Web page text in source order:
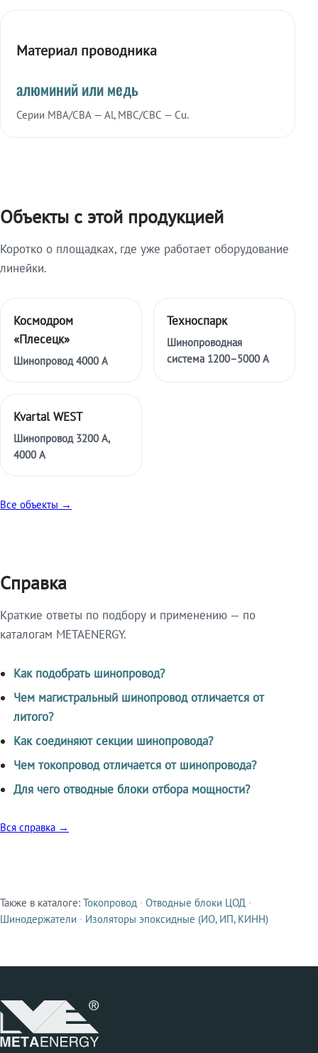
Материал проводника
алюминий или медь
Серии МВА/СВА — Al, МВС/СВС — Cu.
Объекты с этой продукцией
Коротко о площадках, где уже работает оборудование
линейки.
Космодром
«Плесецк»
Шинопровод 4000 А
Техноспарк
Шинопроводная
система 1200–5000 А
Kvartal WEST
Шинопровод 3200 А,
4000 А
Все объекты →
Справка
Краткие ответы по подбору и применению — по
каталогам METAENERGY.
Как подобрать шинопровод?
Чем магистральный шинопровод отличается от
литого?
Как соединяют секции шинопровода?
Чем токопровод отличается от шинопровода?
Для чего отводные блоки отбора мощности?
Вся справка →
Смежные продукты
Также в каталоге: Токопровод · Отводные блоки ЦОД ·
Шинодержатели · Изоляторы эпоксидные (ИО, ИП, КИНН)